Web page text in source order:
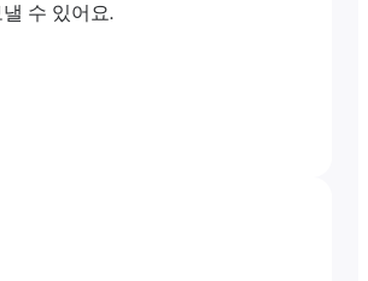
수 있어요.